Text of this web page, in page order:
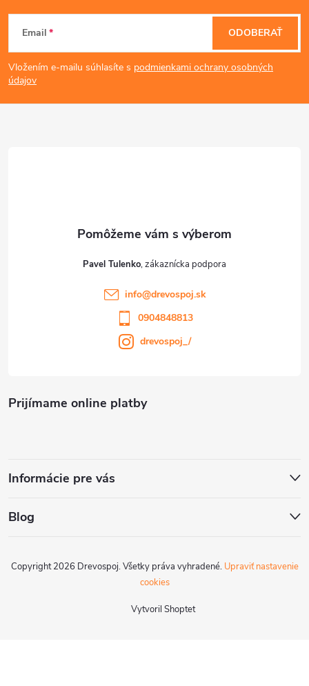
Z
á
p
Email
Vložením e-mailu súhlasíte s podmienkami ochrany osobných
údajov
ODOBERAŤ
Prijímame online platby
Pavel Tulenko
info@drevospoj.sk
0904848813
drevospoj_/
Informácie pre vás
Blog
Vytvoril Shoptet
Copyright 2026 Drevospoj. Všetky práva vyhradené. Upraviť nastavenie
cookies